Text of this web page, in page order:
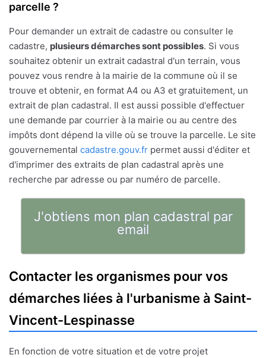
parcelle ?
Pour demander un extrait de cadastre ou consulter le
cadastre, plusieurs démarches sont possibles. Si vous
souhaitez obtenir un extrait cadastral d'un terrain, vous
pouvez vous rendre à la mairie de la commune où il se
trouve et obtenir, en format A4 ou A3 et gratuitement, un
extrait de plan cadastral. Il est aussi possible d'effectuer
une demande par courrier à la mairie ou au centre des
impôts dont dépend la ville où se trouve la parcelle. Le site
gouvernemental cadastre.gouv.fr permet aussi d'éditer et
d'imprimer des extraits de plan cadastral après une
recherche par adresse ou par numéro de parcelle.
J'obtiens mon plan cadastral par
email
Contacter les organismes pour vos
démarches liées à l'urbanisme à Saint-
Vincent-Lespinasse
En fonction de votre situation et de votre projet